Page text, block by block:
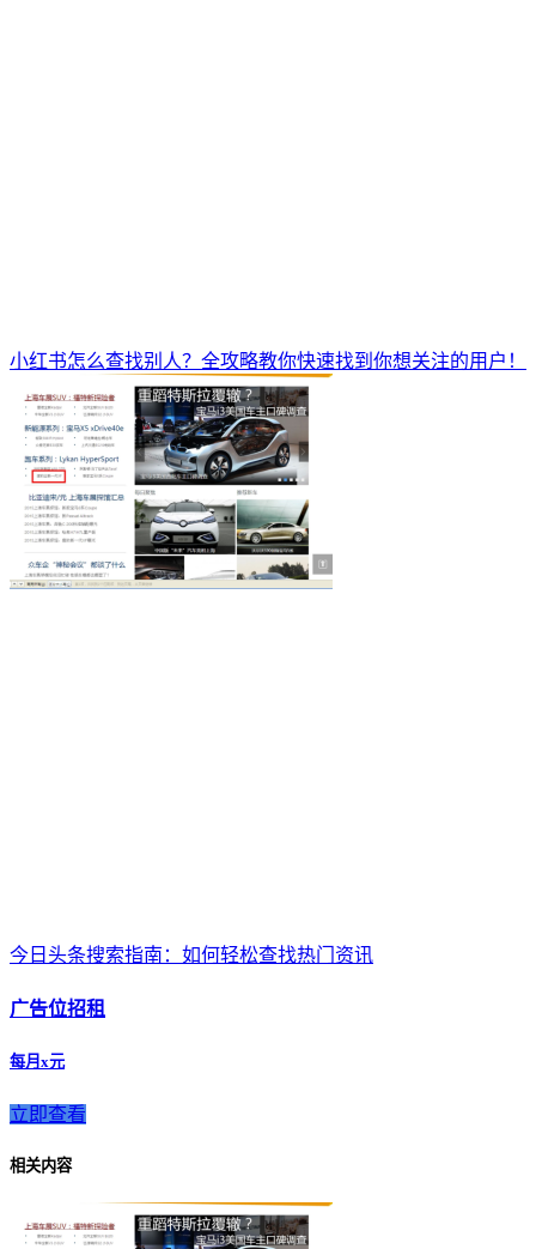
小红书怎么查找别人？全攻略教你快速找到你想关注的用户！
今日头条搜索指南：如何轻松查找热门资讯
广告位招租
每月x元
立即查看
相关内容